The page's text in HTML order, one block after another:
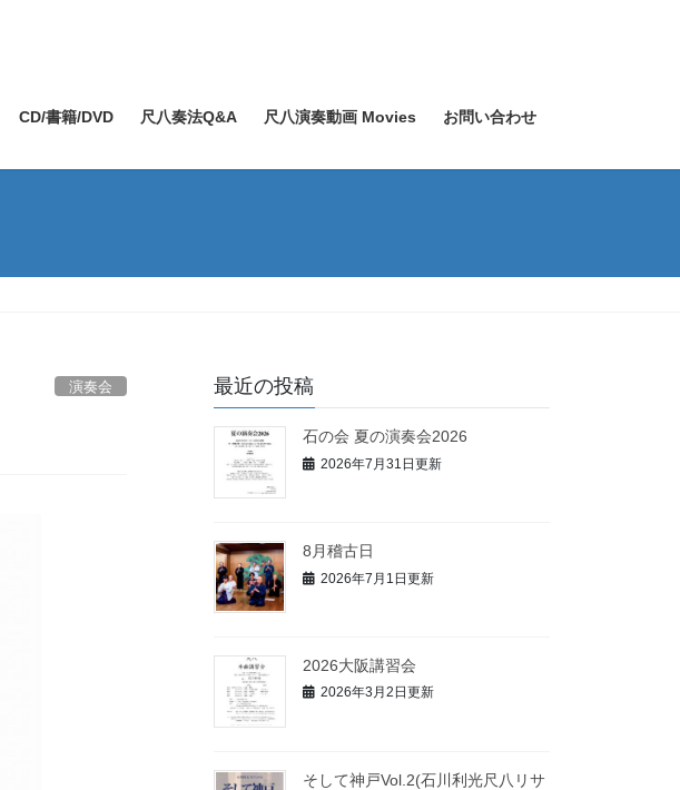
CD/書籍/DVD 尺八奏法Q&A 尺八演奏動画 Movies お問い合わせ
演奏会 最近の投稿
石の会 夏の演奏会2026
2026年7月31日更新
8月稽古日
2026年7月1日更新
2026大阪講習会
2026年3月2日更新
そして神戸Vol.2(石川利光尺八リサ